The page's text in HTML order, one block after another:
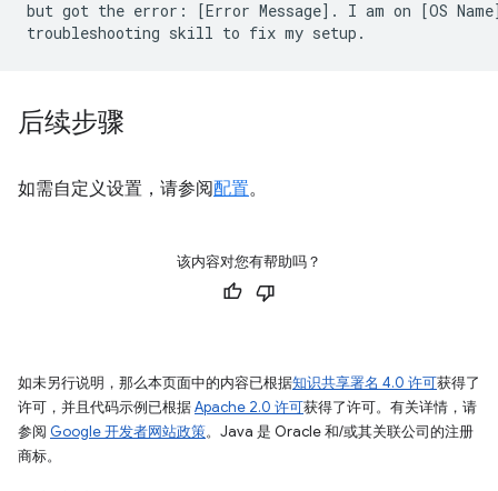
but got the error: [Error Message]. I am on [OS
后续步骤
如需自定义设置，请参阅配置。
该内容对您有帮助吗？
如未另行说明，那么本页面中的内容已根据知识共享署名 4.0 许可获得了
许可，并且代码示例已根据Apache 2.0 许可获得了许可。有关详情，请
参阅 Google 开发者网站政策。Java 是 Oracle 和/或其关联公司的注册
商标。